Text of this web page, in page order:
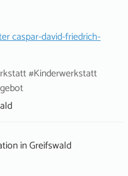
caspar-david-friedrich-
#Kinderwerkstatt
inGreifswald